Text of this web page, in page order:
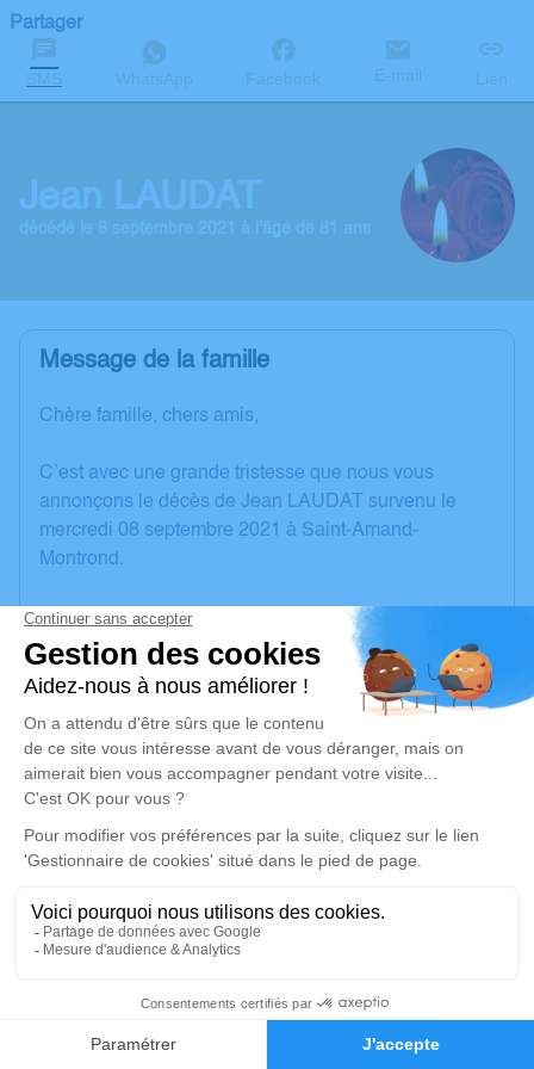
Faire-part Hommages
Partager
SMS WhatsApp Facebook E-mail Lien
Jean LAUDAT
décédé le 8 septembre 2021 à l'âge de 81 ans
Message de la famille
Chère famille, chers amis,
C’est avec une grande tristesse que nous vous
annonçons le décès de Jean LAUDAT survenu le
mercredi 08 septembre 2021 à Saint-Amand-
Montrond.
Nous vous invitons à utiliser cet espace pour laisser
vos condoléances, partager des photos souvenirs,
une anecdote ou exprimer vos pensées à travers des
poèmes ou des textes. Cet endroit est un lieu
d'expression dédié à honorer la mémoire de Jean
LAUDAT.
Un service de plantation d’arbre hommage est
disponible ici.
mercredi 15 septembre 2021 à 15h00
Ancien Cimetière de Meillant
Rue de l'Hyvernin